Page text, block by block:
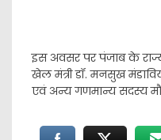
इस अवसर पर पंजाब के
खेल मंत्री डॉ. मनसुख
एवं अन्य गणमान्य सदस्य